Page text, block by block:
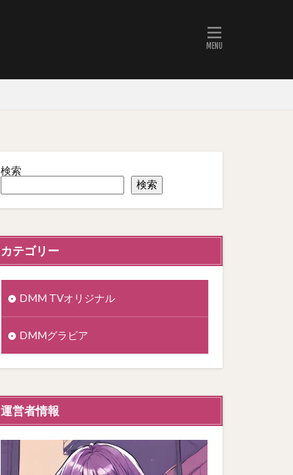
検索
検索
カテゴリー
DMM TVオリジナル
DMMグラビア
運営者情報